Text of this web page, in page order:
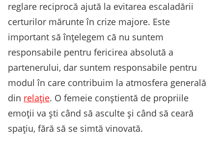
reglare reciprocă ajută la evitarea escaladării
certurilor mărunte în crize majore. Este
important să înțelegem că nu suntem
responsabile pentru fericirea absolută a
partenerului, dar suntem responsabile pentru
modul în care contribuim la atmosfera generală
din relație. O femeie conștientă de propriile
emoții va ști când să asculte și când să ceară
spațiu, fără să se simtă vinovată.